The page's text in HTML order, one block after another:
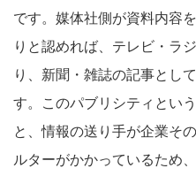
です。媒体社側が資料内容
りと認めれば、テレビ・ラ
り、新聞・雑誌の記事とし
す。このパブリシティとい
と、情報の送り手が企業そ
ルターがかかっているため